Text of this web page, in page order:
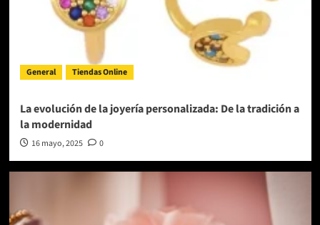
General Tiendas Online
La evolución de la joyería personalizada: De la tradición a
la modernidad
16 mayo, 2025 0